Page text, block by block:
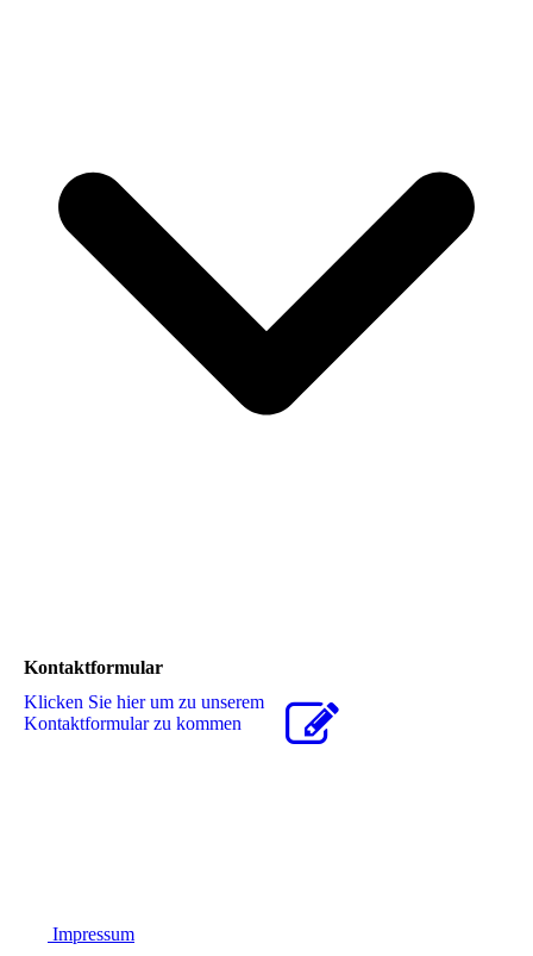
Kontaktformular
Klicken Sie hier um zu unserem
Kon­takt­for­mu­lar zu kommen
Impressum